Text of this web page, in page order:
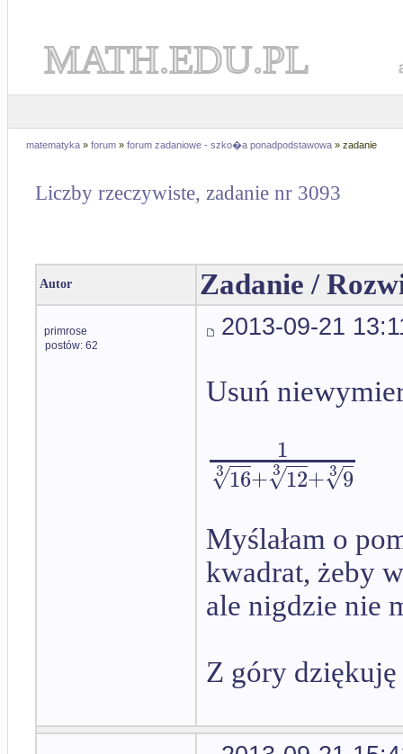
MATH.EDU.PL
matematyka » forum » forum zadaniowe - szko�a ponadpodstawowa » zadanie
Liczby rzeczywiste, zadanie nr 3093
Autor Zadanie /
primrose
postów: 62
2013-09-21
Usuń
1
16
√
3 + 12
√
3 + 9
√
3
Myślałam o
kwadrat, żeby
ale nigdzie nie
Z góry